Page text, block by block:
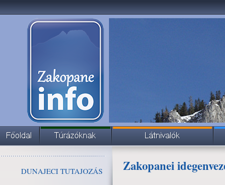
DUNAJECI TUTAJOZÁS
Zakopanei